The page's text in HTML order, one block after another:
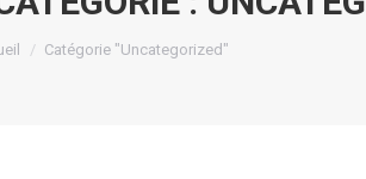
êtes ici :
Catégorie "Uncategorized"